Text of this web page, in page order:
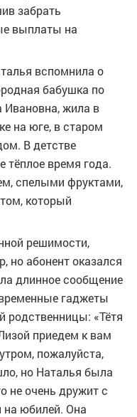
забрать
выплаты на
вспомнила о
бабушка по
Ивановна, жила в
на юге, в старом
В детстве
тёплое время года.
спелыми фруктами,
который
решимости,
но абонент оказался
длинное сообщение
гаджеты
родственницы: «Тётя
приедем к вам
пожалуйста,
но Наталья была
не очень дружит с
на юбилей. Она